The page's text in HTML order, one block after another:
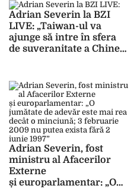
important fenomen al
momentului, ci
rivalitatea strategică
între SUA şi China”
Adrian Severin la BZI
LIVE: „Taiwan-ul va
ajunge să intre în sfera
de suveranitate a Chinei.
conflict”
Adrian Severin, fost
ministru al Afacerilor
Externe
și europarlamentar: „O